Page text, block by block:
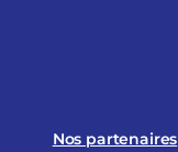
Nos partenaires